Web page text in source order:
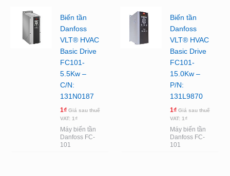
Biến tần
Danfoss
VLT® HVAC
Basic Drive
FC101-
5.5Kw –
C/N:
131N0187
1₫ Giá sau thuế
VAT: 1₫
Máy biến tần
Danfoss FC-
101
Biến tần
Danfoss
VLT® HVAC
Basic Drive
FC101-
15.0Kw –
P/N:
131L9870
1₫ Giá sau thuế
VAT: 1₫
Máy biến tần
Danfoss FC-
101